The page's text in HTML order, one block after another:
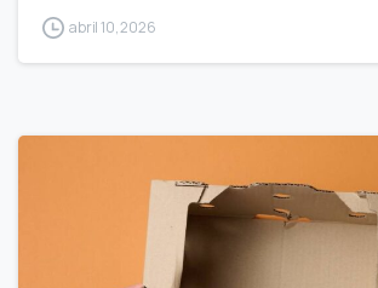
abril 10, 2026